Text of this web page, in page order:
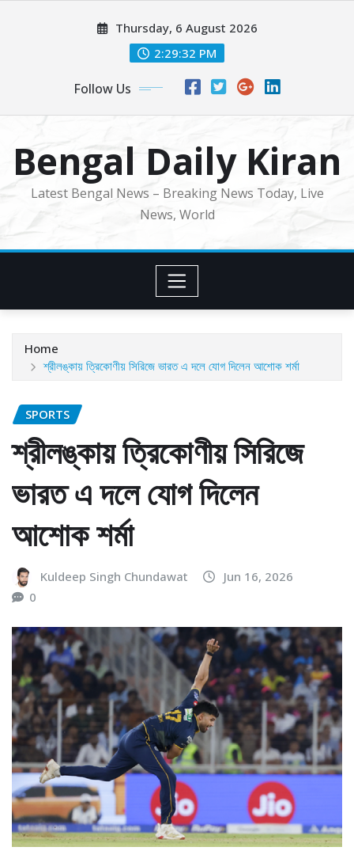
Thursday, 6 August 2026
2:29:34 PM
Follow Us
Bengal Daily Kiran
Latest Bengal News – Breaking News Today, Live
News, World
Home
শ্রীলঙ্কায় ত্রিকোণীয় সিরিজে ভারত এ দলে যোগ দিলেন আশোক শর্মা
SPORTS
শ্রীলঙ্কায় ত্রিকোণীয় সিরিজে
ভারত এ দলে যোগ দিলেন
আশোক শর্মা
Kuldeep Singh Chundawat
Jun 16, 2026
0